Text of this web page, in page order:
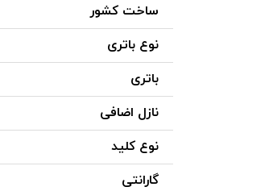
ساخت کشور
نوع باتری
باتری
نازل اضافی
نوع کلید
گارانتی